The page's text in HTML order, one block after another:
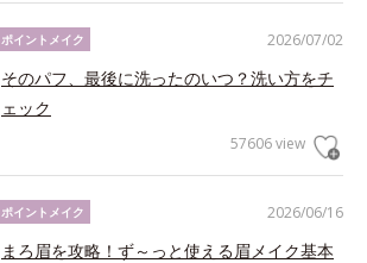
2026/07/02
ポイントメイク
そのパフ、最後に洗ったのいつ？洗い方をチ
ェック
57606 view
2026/06/16
ポイントメイク
まろ眉を攻略！ず～っと使える眉メイク基本